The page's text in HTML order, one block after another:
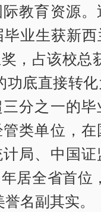
教育资源
业生获新
，占该校总
功底直接转
分之一的
类单位，
局、中国
居全省首位
名副其实。